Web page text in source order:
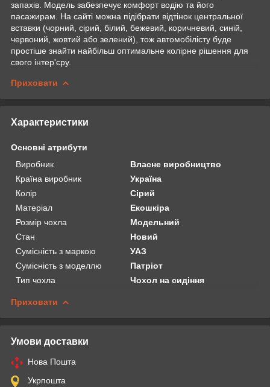
запахів. Модель забезпечує комфорт водію та його
пасажирам. На сайті можна підібрати відтінок центральної
вставки (чорний, сірий, білий, бежевий, коричневий, синій,
червоний, жовтий або зелений), тож автомобілісту буде
простіше знайти найбільш оптимальне колірне рішення для
свого інтер'єру.
Приховати
Характеристики
Основні атрибути
Виробник
Власне виробництво
Країна виробник
Україна
Колір
Сірий
Матеріал
Екошкіра
Розмір чохла
Модельний
Стан
Новий
Сумісність з маркою
УАЗ
Сумісність з моделлю
Патріот
Тип чохла
Чохол на сидіння
Приховати
Умови доставки
Нова Пошта
Укрпошта